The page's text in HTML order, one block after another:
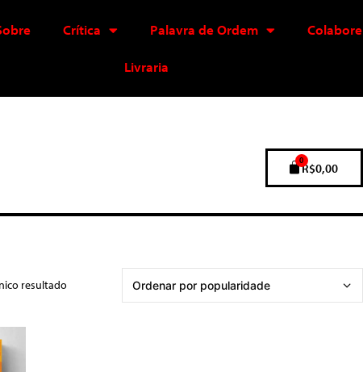
Crítica Palavra de Ordem Colabore
Livraria
R$0,00
0
resultado